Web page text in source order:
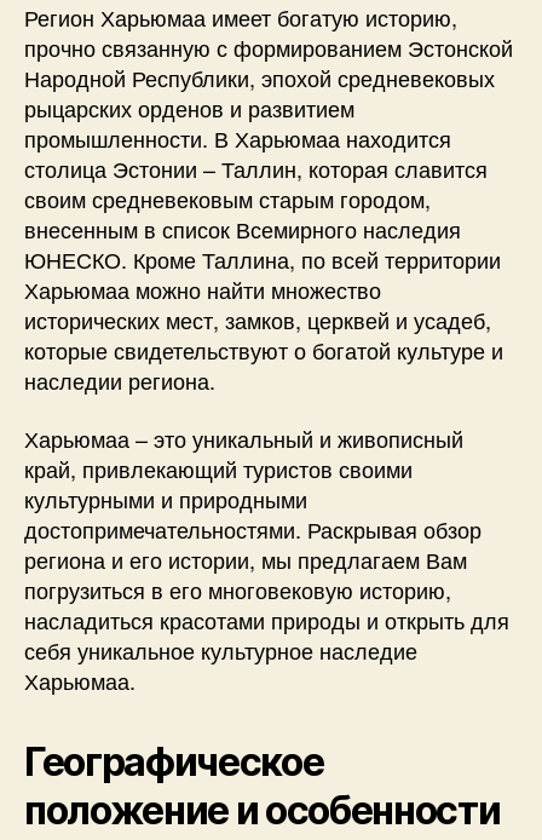
Регион Харьюмаа имеет богатую историю,
прочно связанную с формированием Эстонской
Народной Республики, эпохой средневековых
рыцарских орденов и развитием
промышленности. В Харьюмаа находится
столица Эстонии – Таллин, которая славится
своим средневековым старым городом,
внесенным в список Всемирного наследия
ЮНЕСКО. Кроме Таллина, по всей территории
Харьюмаа можно найти множество
исторических мест, замков, церквей и усадеб,
которые свидетельствуют о богатой культуре и
наследии региона.
Харьюмаа – это уникальный и живописный
край, привлекающий туристов своими
культурными и природными
достопримечательностями. Раскрывая обзор
региона и его истории, мы предлагаем Вам
погрузиться в его многовековую историю,
насладиться красотами природы и открыть для
себя уникальное культурное наследие
Харьюмаа.
Географическое
положение и особенности